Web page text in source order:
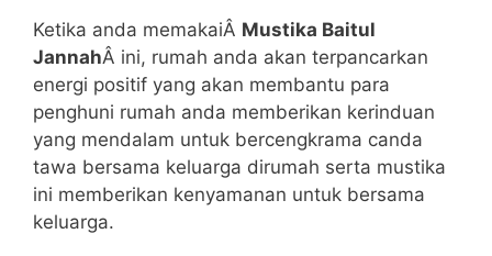
Ketika anda memakaiÂ Mustika Baitul
JannahÂ ini, rumah anda akan terpancarkan
energi positif yang akan membantu para
penghuni rumah anda memberikan kerinduan
yang mendalam untuk bercengkrama canda
tawa bersama keluarga dirumah serta mustika
ini memberikan kenyamanan untuk bersama
keluarga.